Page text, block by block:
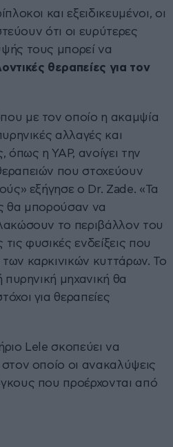
και εξειδικευμένοι, οι
ότι οι ευρύτερες
τους μπορεί να
θεραπείες για τον
με τον οποίο η ακαμψία
αλλαγές και
όπως η YAP, ανοίγει την
που στοχεύουν
εξήγησε ο Dr. Zade. «Τα
θα μπορούσαν να
το περιβάλλον του
φυσικές ενδείξεις που
καρκινικών κυττάρων. Το
πυρηνική μηχανική θα
για θεραπείες
Lele σκοπεύει να
οποίο οι ανακαλύψεις
που προέρχονται από